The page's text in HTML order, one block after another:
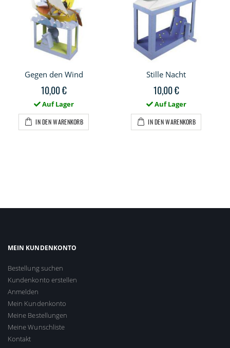
Gegen den Wind
10,00 €
Auf Lager
IN DEN WARENKORB
Stille Nacht
10,00 €
Auf Lager
IN DEN WARENKORB
MEIN KUNDENKONTO
Bestellung suchen
Kundenkonto erstellen
Anmelden
Mein Kundenkonto
Meine Bestellungen
Meine Wunschliste
Kontakt